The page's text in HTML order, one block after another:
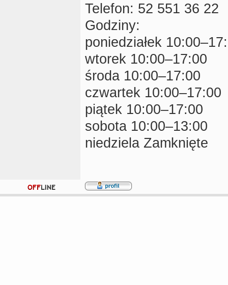
Telefon: 52 551 36 22
Godziny:
poniedziałek
wtorek 10:00–17:00
środa 10:00–17:00
czwartek 10:00–17:00
piątek 10:00–17:00
sobota 10:00–13:00
niedziela Zamknięte